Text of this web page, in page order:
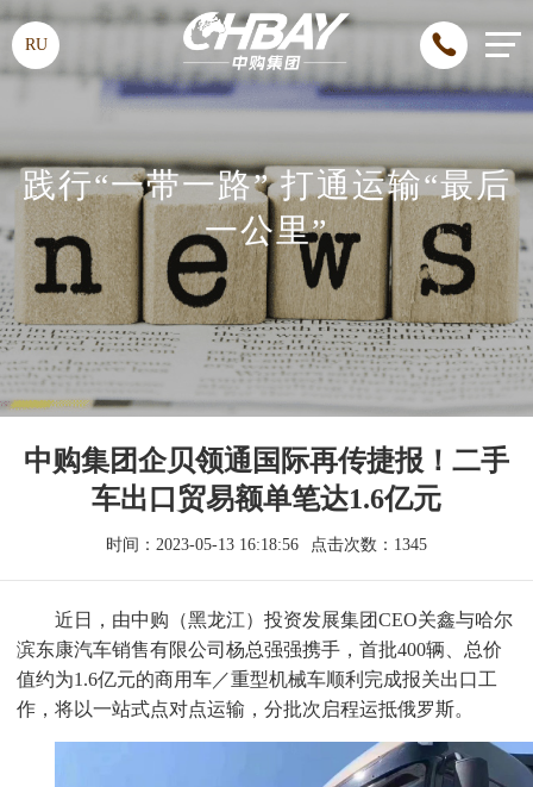
RU
践行“一带一路” 打通运输“最后
一公里”
中购集团企贝领通国际再传捷报！二手
车出口贸易额单笔达1.6亿元
时间：2023-05-13 16:18:56 点击次数：1345
近日，由中购（黑龙江）投资发展集团CEO关鑫与哈尔
滨东康汽车销售有限公司杨总强强携手，首批400辆、总价
值约为1.6亿元的商用车／重型机械车顺利完成报关出口工
作，将以一站式点对点运输，分批次启程运抵俄罗斯。